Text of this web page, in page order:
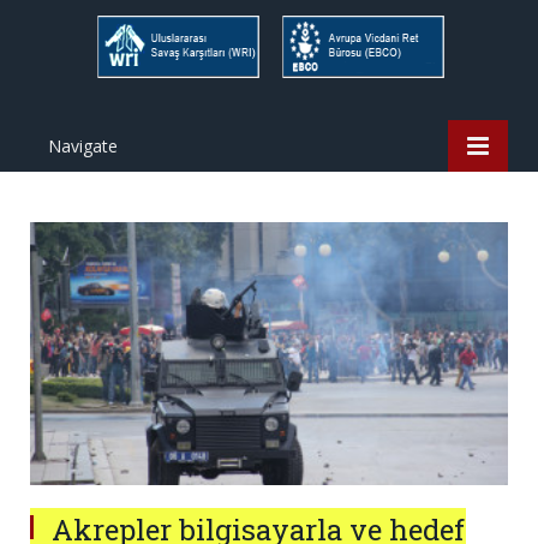
Navigate
Akrepler bilgisayarla ve hedef